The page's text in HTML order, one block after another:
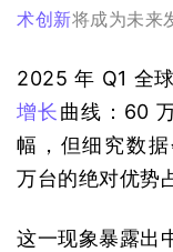
术创新将成为未来
2025 年 Q1 全
增长曲线：60
幅，但细究数
万台的绝对优势
这一现象暴露出